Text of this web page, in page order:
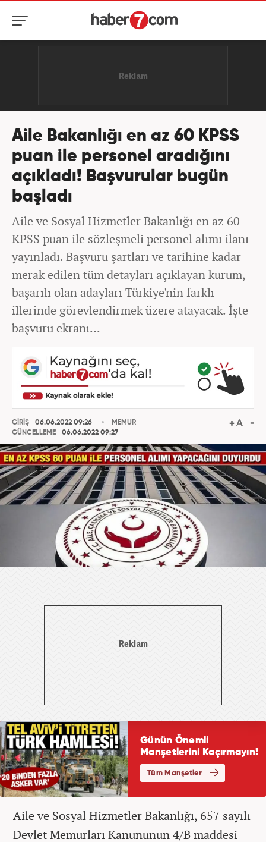
Aile Bakanlığı en az 60 KPSS
puan ile personel aradığını
açıkladı! Başvurular bugün
başladı
Aile ve Sosyal Hizmetler Bakanlığı en az 60
KPSS puan ile sözleşmeli personel alımı ilanı
yayınladı. Başvuru şartları ve tarihine kadar
merak edilen tüm detayları açıklayan kurum,
başarılı olan adayları Türkiye'nin farklı
illerinde görevlendirmek üzere atayacak. İşte
başvuru ekranı...
GİRİŞ
06.06.2022 09:26
GÜNCELLEME
06.06.2022 09:27
MEMUR
Aile ve Sosyal Hizmetler Bakanlığı, 657 sayılı
Devlet Memurları Kanununun 4/B maddesi